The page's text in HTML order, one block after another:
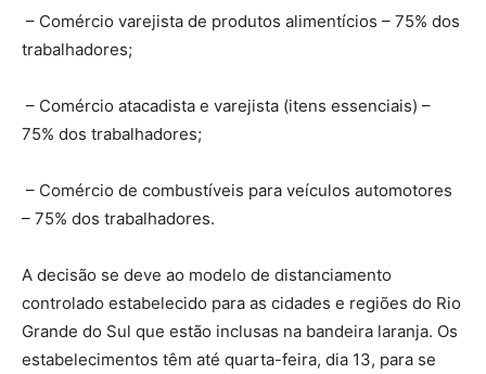
– Comércio varejista de produtos alimentícios – 75% dos
trabalhadores;
– Comércio atacadista e varejista (itens essenciais) –
75% dos trabalhadores;
– Comércio de combustíveis para veículos automotores
– 75% dos trabalhadores.
A decisão se deve ao modelo de distanciamento
controlado estabelecido para as cidades e regiões do Rio
Grande do Sul que estão inclusas na bandeira laranja. Os
estabelecimentos têm até quarta-feira, dia 13, para se